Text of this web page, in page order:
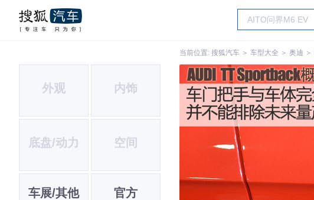
当前位置: 搜狐汽车 ＞ 车型大全 ＞ 奥迪 ＞
外观 内饰
底盘/动力 空间
车展/其他 官方